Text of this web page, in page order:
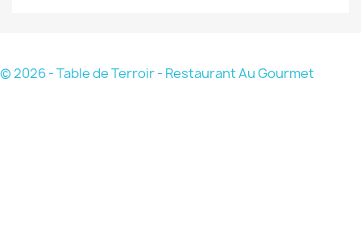
© 2026 - Table de Terroir - Restaurant Au Gourmet